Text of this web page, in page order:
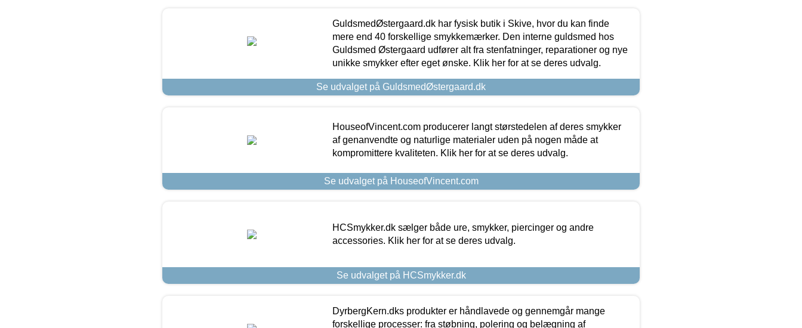
GuldsmedØstergaard.dk har fysisk butik i Skive, hvor du kan finde
mere end 40 forskellige smykkemærker. Den interne guldsmed hos
Guldsmed Østergaard udfører alt fra stenfatninger, reparationer og nye
unikke smykker efter eget ønske. Klik her for at se deres udvalg.
Se udvalget på GuldsmedØstergaard.dk
HouseofVincent.com producerer langt størstedelen af deres smykker
af genanvendte og naturlige materialer uden på nogen måde at
kompromittere kvaliteten. Klik her for at se deres udvalg.
Se udvalget på HouseofVincent.com
HCSmykker.dk sælger både ure, smykker, piercinger og andre
accessories. Klik her for at se deres udvalg.
Se udvalget på HCSmykker.dk
DyrbergKern.dks produkter er håndlavede og gennemgår mange
forskellige processer: fra støbning, polering og belægning af